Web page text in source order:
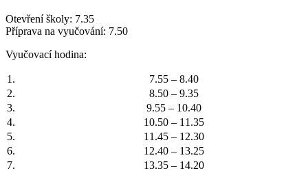
Otevření školy: 7.35
Příprava na vyučování: 7.50
Vyučovací hodina:
1.
7.55 – 8.40
2.
8.50 – 9.35
3.
9.55 – 10.40
4.
10.50 – 11.35
5.
11.45 – 12.30
6.
12.40 – 13.25
7.
13.35 – 14.20